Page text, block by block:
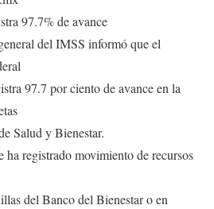
97.7% de avance
del IMSS informó que el
97.7 por ciento de avance en la
Salud y Bienestar.
ha registrado movimiento de recursos
del Banco del Bienestar o en